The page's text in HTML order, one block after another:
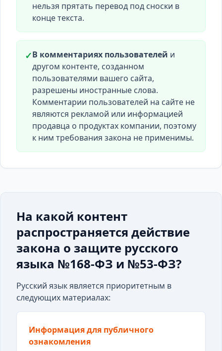
нельзя прятать перевод под сноски в
конце текста.
✓В комментариях пользователей и
другом контенте, созданном
пользователями вашего сайта,
разрешены иностранные слова.
Комментарии пользователей на сайте не
являются рекламой или информацией
продавца о продуктах компании, поэтому
к ним требования закона не применимы.
На какой контент
распространяется действие
закона о защите русского
языка №168-ФЗ и №53-ФЗ?
Русский язык является приоритетным в
следующих материалах:
Информация для публичного
ознакомления